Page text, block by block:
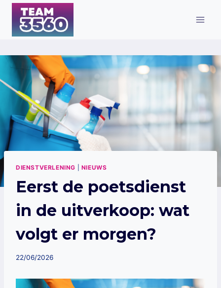
Skip
content
DIENSTVERLENING NIEUWS
Eerst de poetsdienst
in de uitverkoop: wat
volgt er morgen?
22/06/2026